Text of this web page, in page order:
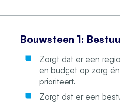
Bouwsteen 1:
Zorgt dat er een
en budget op zorg
prioriteert.
Zorgt dat er een